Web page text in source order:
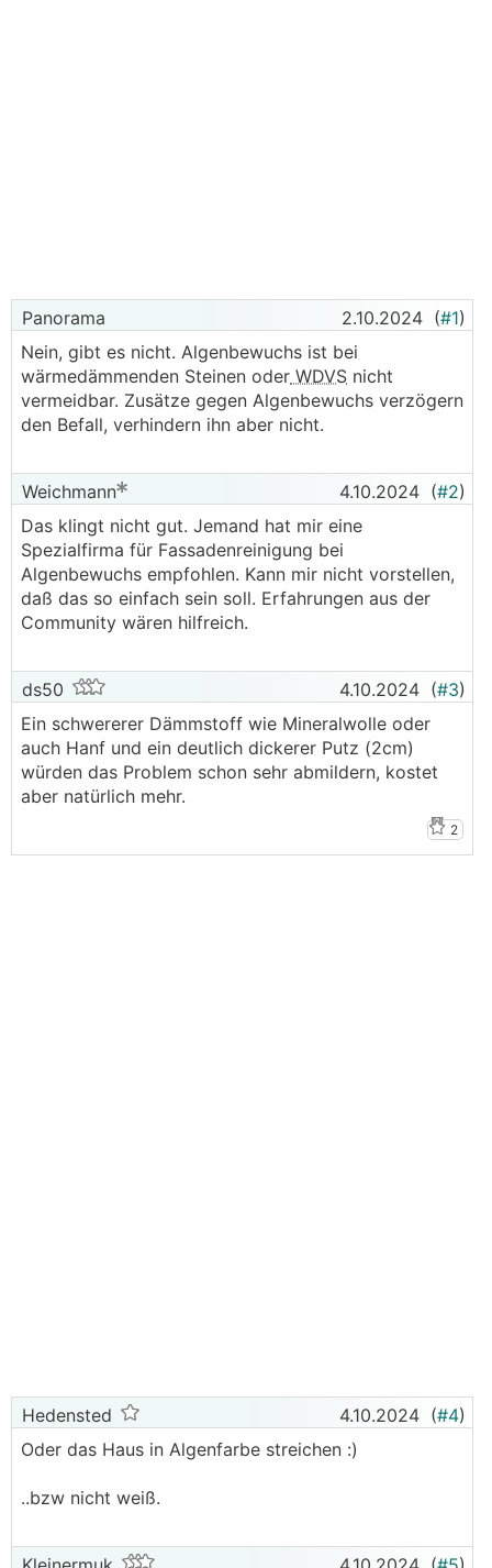
Panorama 2.10.2024 (#1)
Nein, gibt es nicht. Algenbewuchs ist bei
wärmedämmenden Steinen oder WDVS nicht
vermeidbar. Zusätze gegen Algenbewuchs verzögern
den Befall, verhindern ihn aber nicht.
Weichmann 4.10.2024 (#2)
Das klingt nicht gut. Jemand hat mir eine
Spezialfirma für Fassadenreinigung bei
Algenbewuchs empfohlen. Kann mir nicht vorstellen,
daß das so einfach sein soll. Erfahrungen aus der
Community wären hilfreich.
ds50 4.10.2024 (#3)
Ein schwererer Dämmstoff wie Mineralwolle oder
auch Hanf und ein deutlich dickerer Putz (2cm)
würden das Problem schon sehr abmildern, kostet
aber natürlich mehr.
2
Hedensted 4.10.2024 (#4)
Oder das Haus in Algenfarbe streichen :)
..bzw nicht weiß.